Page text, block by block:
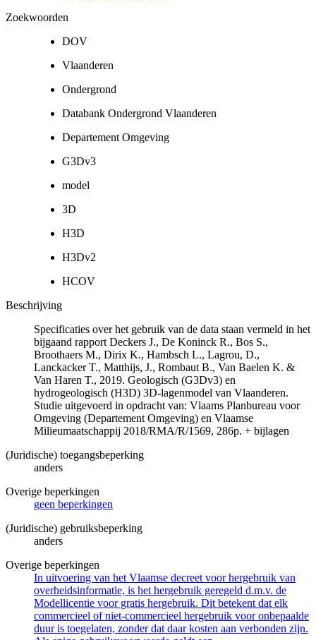
Zoekwoorden
DOV
Vlaanderen
Ondergrond
Databank Ondergrond Vlaanderen
Departement Omgeving
G3Dv3
model
3D
H3D
H3Dv2
HCOV
Beschrijving
Specificaties over het gebruik van de data staan vermeld in het
bijgaand rapport Deckers J., De Koninck R., Bos S.,
Broothaers M., Dirix K., Hambsch L., Lagrou, D.,
Lanckacker T., Matthijs, J., Rombaut B., Van Baelen K. &
Van Haren T., 2019. Geologisch (G3Dv3) en
hydrogeologisch (H3D) 3D-lagenmodel van Vlaanderen.
Studie uitgevoerd in opdracht van: Vlaams Planbureau voor
Omgeving (Departement Omgeving) en Vlaamse
Milieumaatschappij 2018/RMA/R/1569, 286p. + bijlagen
(Juridische) toegangsbeperking
anders
Overige beperkingen
geen beperkingen
(Juridische) gebruiksbeperking
anders
Overige beperkingen
In uitvoering van het Vlaamse decreet voor hergebruik van
overheidsinformatie, is het hergebruik geregeld d.m.v. de
Modellicentie voor gratis hergebruik. Dit betekent dat elk
commercieel of niet-commercieel hergebruik voor onbepaalde
duur is toegelaten, zonder dat daar kosten aan verbonden zijn.